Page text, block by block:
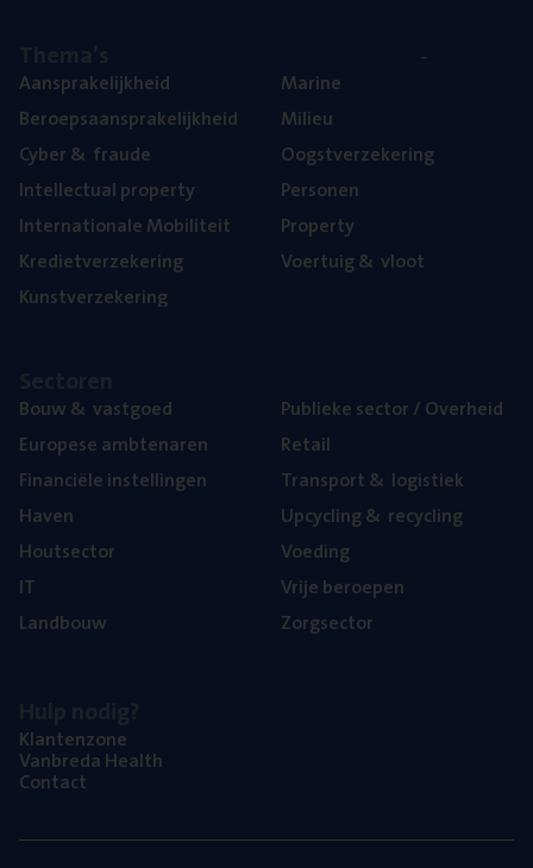
Aan­spra­ke­lijk­heid
Beroeps­aan­spra­ke­lijk­heid
Cyber& fraude
Intel­lec­tu­al property
Inter­na­ti­o­na­le Mobiliteit
Kre­diet­ver­ze­ke­ring
Kunst­ver­ze­ke­ring
Mari­ne
Mili­eu
Oogst­ver­ze­ke­ring
Per­so­nen
Pro­per­ty
Voer­tuig& vloot
Bouw& vastgoed
Euro­pe­se ambtenaren
Finan­ci­ë­le instellingen
Haven
Hout­sec­tor
IT
Land­bouw
Publie­ke sec­tor / Overheid
Retail
Trans­port& logistiek
Upcy­cling& recycling
Voe­ding
Vrije beroe­pen
Zorg­sec­tor
Klan­ten­zo­ne
Van­b­re­da Health
Con­tact